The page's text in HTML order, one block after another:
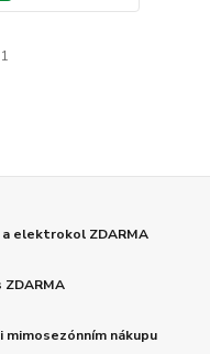
a elektrokol ZDARMA
ZDARMA
mimosezónním nákupu